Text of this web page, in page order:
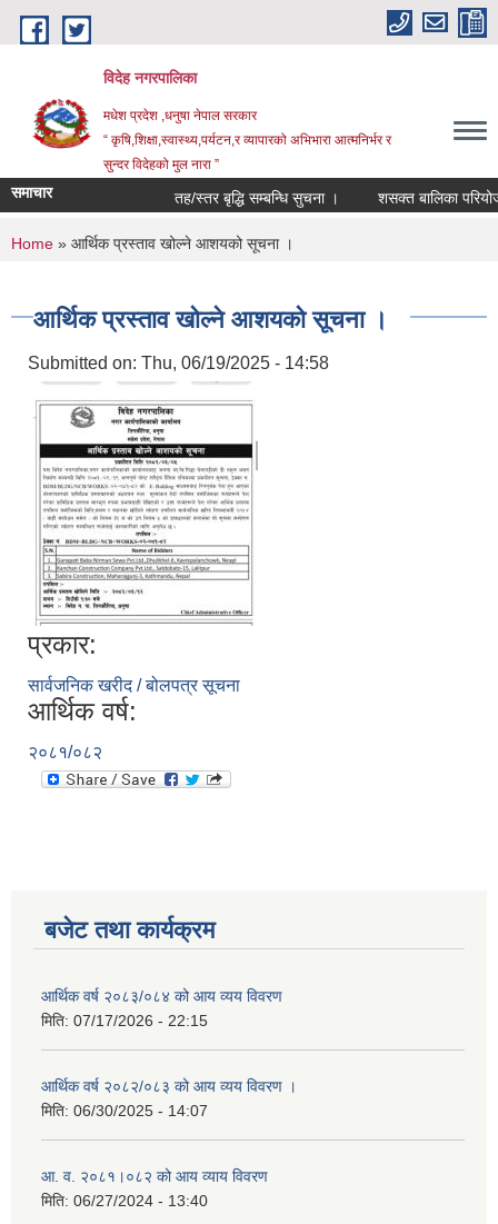
Skip to main content
विदेह नगरपालिका
मधेश प्रदेश ,धनुषा नेपाल सरकार
“ कृषि,शिक्षा,स्वास्थ्य,पर्यटन,र व्यापारको अभिभारा आत्मनिर्भर र
सुन्दर विदेहको मुल नारा ”
समाचार तह/स्तर बृद्धि सम्बन्धि सुचना । शसक्त बालिका
You are here
Home » आर्थिक प्रस्ताव खोल्ने आशयको सूचना ।
आर्थिक प्रस्ताव खोल्ने आशयको सूचना ।
Submitted on: Thu, 06/19/2025 - 14:58
प्रकार:
सार्वजनिक खरीद / बोलपत्र सूचना
आर्थिक वर्ष:
२०८१/०८२
बजेट तथा कार्यक्रम
आर्थिक वर्ष २०८३/०८४ को आय व्यय विवरण
मिति: 07/17/2026 - 22:15
आर्थिक वर्ष २०८२/०८३ को आय व्यय विवरण ।
मिति: 06/30/2025 - 14:07
आ. व. २०८१।०८२ को आय व्याय विवरण
मिति: 06/27/2024 - 13:40